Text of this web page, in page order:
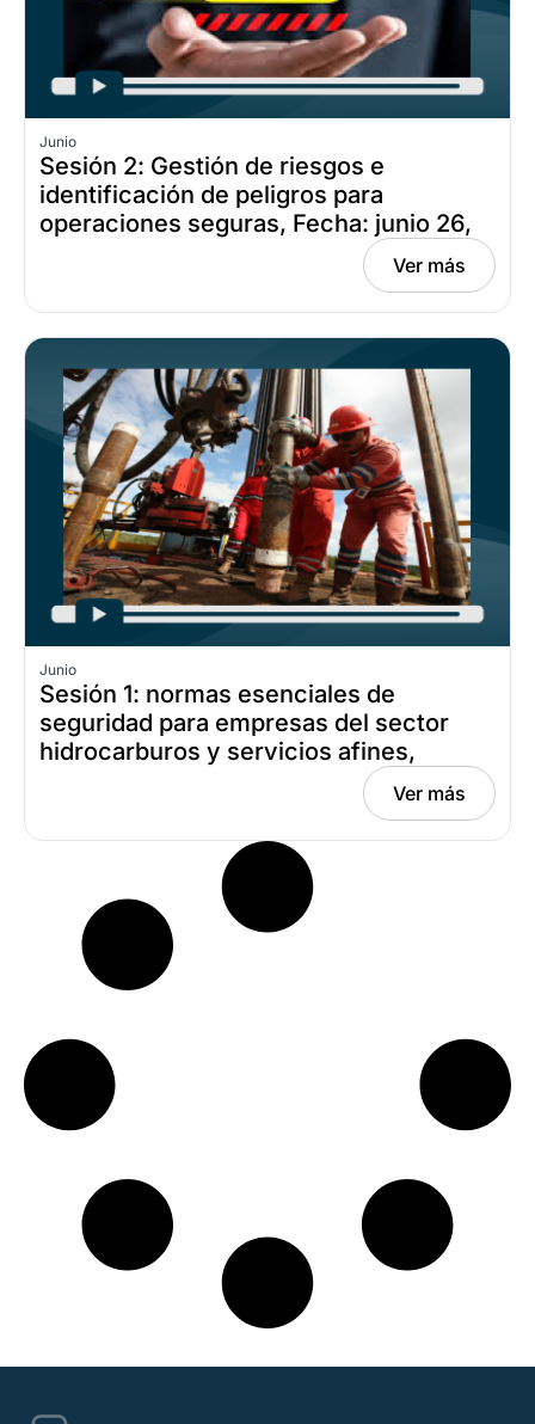
Junio
Sesión 2: Gestión de riesgos e
identificación de peligros para
operaciones seguras, Fecha: junio 26,
Ver más
Junio
Sesión 1: normas esenciales de
seguridad para empresas del sector
hidrocarburos y servicios afines,
Ver más